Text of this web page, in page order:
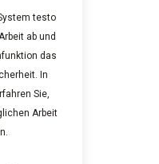
testo
ab und
das
In
Sie,
Arbeit